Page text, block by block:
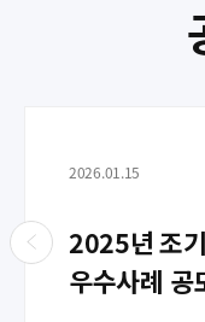
2026.01.15
2025년 조
우수사례 공